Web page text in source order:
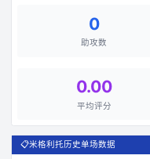
0
助攻数
0.00
平均评分
📋米格利托历史单场数据